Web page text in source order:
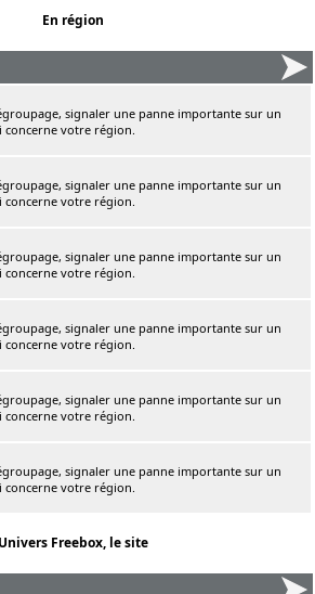
En région
signaler une panne importante sur un
concerne votre région.
signaler une panne importante sur un
concerne votre région.
signaler une panne importante sur un
concerne votre région.
signaler une panne importante sur un
concerne votre région.
signaler une panne importante sur un
concerne votre région.
signaler une panne importante sur un
concerne votre région.
Univers Freebox, le site